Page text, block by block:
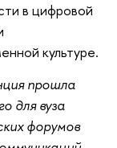
в цифровой
культуре.
прошла
для вуза
форумов